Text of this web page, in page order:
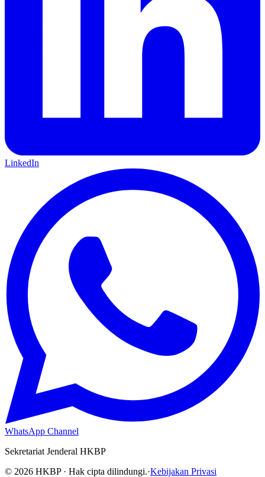
LinkedIn
WhatsApp Channel
Sekretariat Jenderal HKBP
© 2026 HKBP · Hak cipta dilindungi.·Kebijakan Privasi